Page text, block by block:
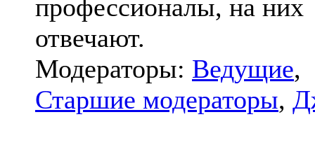
профессионалы, на них
отвечают.
Модераторы: Ведущие,
Старшие модераторы,